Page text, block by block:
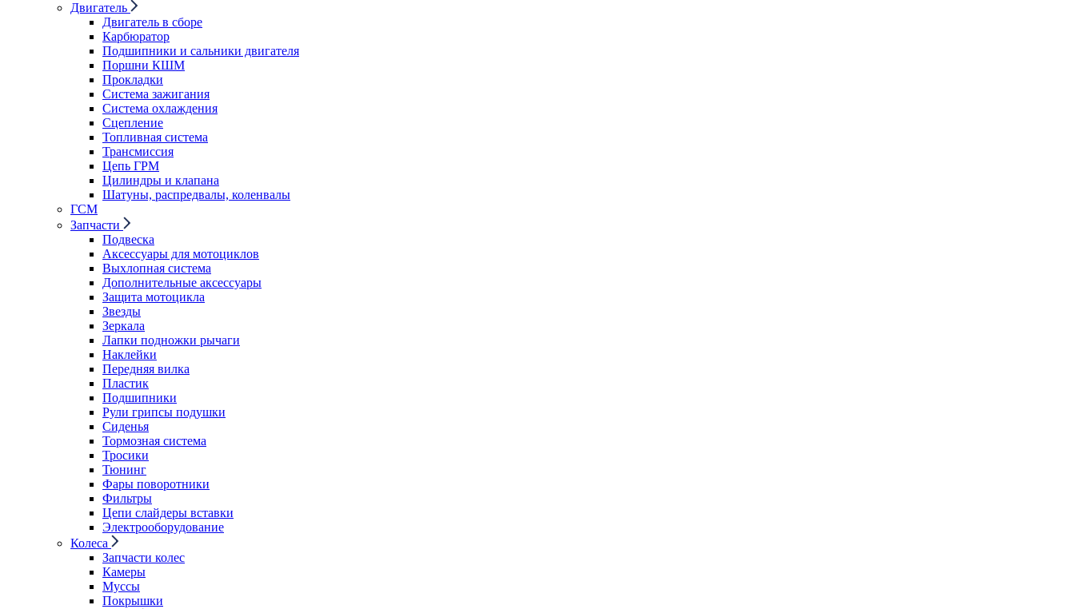
Двигатель
Двигатель в сборе
Карбюратор
Подшипники и сальники двигателя
Поршни КШМ
Прокладки
Система зажигания
Система охлаждения
Сцепление
Топливная система
Трансмиссия
Цепь ГРМ
Цилиндры и клапана
Шатуны, распредвалы, коленвалы
ГСМ
Запчасти
Подвеска
Аксессуары для мотоциклов
Выхлопная система
Дополнительные аксессуары
Защита мотоцикла
Звезды
Зеркала
Лапки подножки рычаги
Наклейки
Передняя вилка
Пластик
Подшипники
Рули грипсы подушки
Сиденья
Тормозная система
Тросики
Тюнинг
Фары поворотники
Фильтры
Цепи слайдеры вставки
Электрооборудование
Колеса
Запчасти колес
Камеры
Муссы
Покрышки